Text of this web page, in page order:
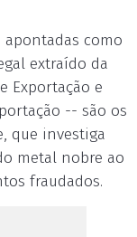
apontadas como
extraído da
Exportação e
-- são os
que investiga
metal nobre ao
fraudados.